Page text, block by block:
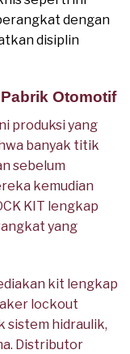
dengan
disiplin
Otomotif
produksi yang
banyak titik
sebelum
kemudian
KIT lengkap
yang
kit lengkap
lockout
sistem hidraulik,
Distributor